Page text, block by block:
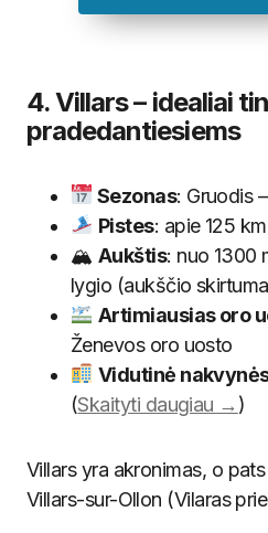
4. Villars – idealiai
pradedantiesiems
Sezonas: Gruodis
Pistes: apie 125
🏔 Aukštis: nuo 1300
lygio (aukščio
Artimiausias oro
Ženevos oro uosto
Vidutinė
(Skaityti daugiau →)
Villars yra akronimas, o
Villars-sur-Ollon (Vilaras